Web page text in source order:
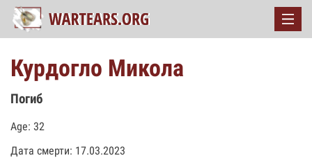
Курдогло Микола
Погиб
Age: 32
Дата смерти: 17.03.2023